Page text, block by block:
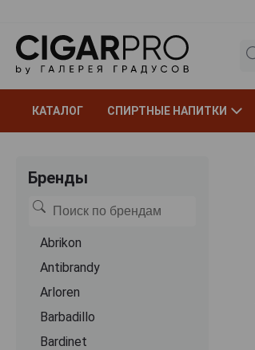
КАТАЛОГ СПИРТНЫЕ НАПИТКИ
Бренды
Abrikon
Antibrandy
Arloren
Barbadillo
Bardinet